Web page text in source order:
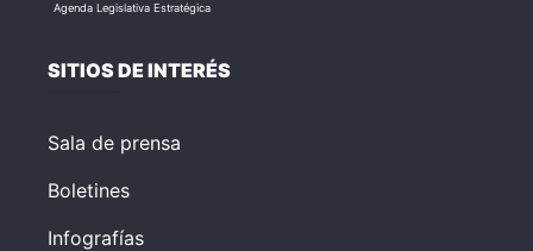
Agenda Legislativa Estratégica
SITIOS DE INTERÉS
Sala de prensa
Boletines
Infografías